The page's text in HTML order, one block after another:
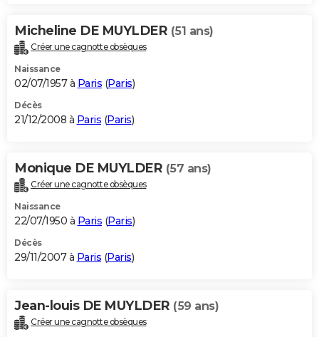
Micheline DE MUYLDER (51 ans)
Créer une cagnotte obsèques
Naissance
02/07/1957 à Paris (Paris)
Décès
21/12/2008 à Paris (Paris)
Monique DE MUYLDER (57 ans)
Créer une cagnotte obsèques
Naissance
22/07/1950 à Paris (Paris)
Décès
29/11/2007 à Paris (Paris)
Jean-louis DE MUYLDER (59 ans)
Créer une cagnotte obsèques